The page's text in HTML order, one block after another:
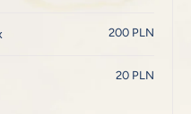
200 PLN
20 PLN